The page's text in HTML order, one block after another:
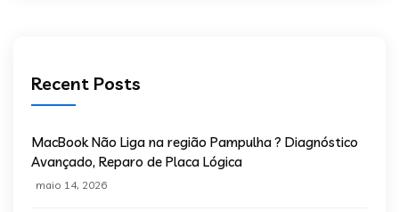
Recent Posts
MacBook Não Liga na região Pampulha ? Diagnóstico
Avançado, Reparo de Placa Lógica
maio 14, 2026